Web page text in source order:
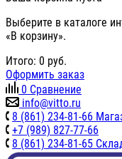
Выберите в каталоге
«В корзину».
Итого: 0 руб.
Оформить заказ
0 Сравнение
info@vitto.ru
8 (861) 234-81-66
+7 (989) 827-77-66
8 (861) 234-81-65